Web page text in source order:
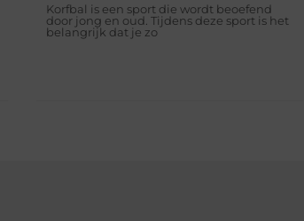
Korfbal is een sport die wordt beoefend
door jong en oud. Tijdens deze sport is het
belangrijk dat je zo